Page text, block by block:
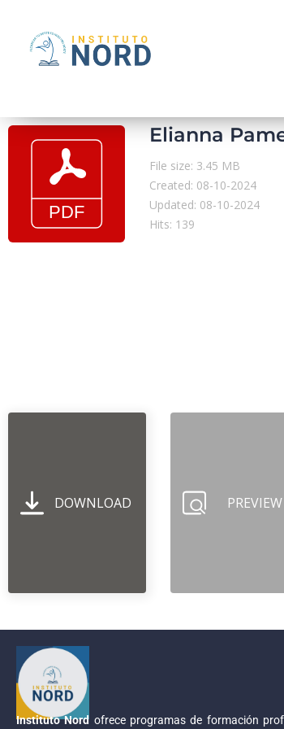
Elianna
File size: 3.45 MB
Created: 08-10-2024
Updated: 08-10-2024
Hits: 139
DOWNLOAD PREVIEW
Instituto Nord ofrece programas de formación